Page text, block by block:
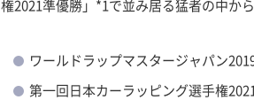
権2021準優勝」*1で並み居る猛者の中か
ワールドラップマスタージャパン
第一回日本カーラッピング選手権